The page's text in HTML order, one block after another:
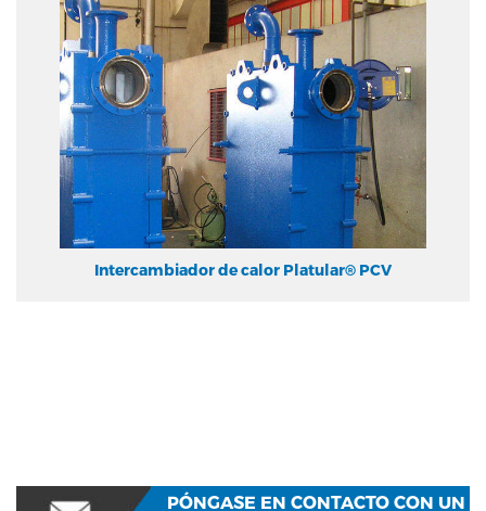
Intercambiador de calor Platular® PCV
PÓNGASE EN CONTACTO CON UN